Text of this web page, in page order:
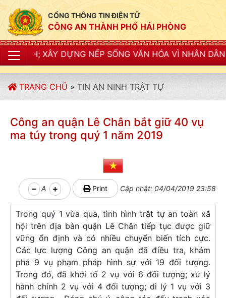
CỔNG THÔNG TIN ĐIỆN TỬ
CÔNG AN THÀNH PHỐ HẢI PHÒNG
NẾP SỐNG VĂN HÓA VÌ NHÂN DÂN PHỤC VỤ"
TRANG CHỦ » TIN AN NINH TRẬT TỰ
Công an quận Lê Chân bắt giữ 40 vụ
ma túy trong quý 1 năm 2019
A Print Cập nhật: 04/04/2019 23:58
Trong quý 1 vừa qua, tình hình trật tự an toàn xã
hội trên địa bàn quận Lê Chân tiếp tục được giữ
vững ổn định và có nhiều chuyển biến tích cực.
Các lực lượng Công an quận đã điều tra, khám
phá 9 vụ phạm pháp hình sự với 19 đối tượng.
Trong đó, đã khởi tố 2 vụ với 6 đối tượng; xử lý
hành chính 2 vụ với 4 đối tượng; di lý 1 vụ với 3